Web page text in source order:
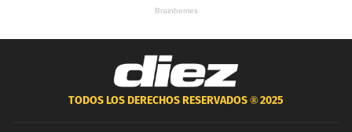
TODOS LOS DERECHOS RESERVADOS ®2025